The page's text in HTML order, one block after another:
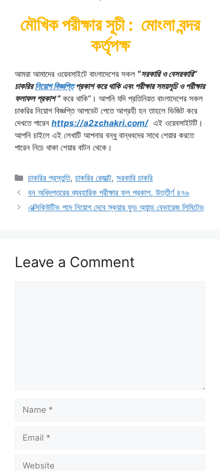
মৌখিক পরীক্ষার সূচী : মোংলা বন্দর
কর্তৃপক্ষ
আমরা আমাদের ওয়েবসাইটে বাংলাদেশের সকল “সরকারি ও বেসরকারি“
চাকরিরনিয়োগ বিজ্ঞপ্তিপ্রকাশ করে থাকি এবং পরীক্ষার সময়সূচি ও পরীক্ষার
ফলাফল প্রকাশ ”করে থাকি”। আপনি যদি প্রতিনিয়ত বাংলাদেশের সকল
চাকরির নিয়োগ বিজ্ঞপ্তি আপডেট পেতে আগ্রহী হন তাহলে ভিজিট করে
দেখতে পারেন https://a2zchakri.com/এই ওয়েবসাইটটি।
আপনি চাইলে এই লেখাটি আপনার বন্ধু বান্ধবদের সাথে শেয়ার করতে
পারেন নিচে থাকা শেয়ার বাটন থেকে।
Categories
চাকরির প্রস্তুতি,চাকরির রেজাল্ট,সরকারি চাকরি
বন অধিদপ্তরের ব্যবহারিক পরীক্ষার ফল প্রকাশ, উত্তীর্ণ ৪৭৬
এক্সিকিউটিভ পদে নিয়োগ দেবে স্কয়ার ফুড অ্যান্ড বেভারেজ লিমিটেড
Leave a Comment